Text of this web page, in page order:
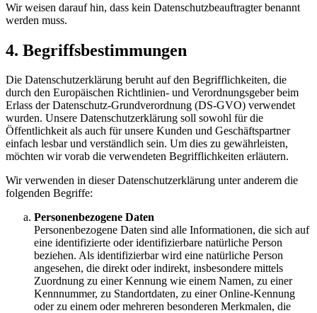
Wir weisen darauf hin, dass kein Datenschutzbeauftragter benannt
werden muss.
4. Begriffsbestimmungen
Die Datenschutzerklärung beruht auf den Begrifflichkeiten, die
durch den Europäischen Richtlinien- und Verordnungsgeber beim
Erlass der Datenschutz-Grundverordnung (DS-GVO) verwendet
wurden. Unsere Datenschutzerklärung soll sowohl für die
Öffentlichkeit als auch für unsere Kunden und Geschäftspartner
einfach lesbar und verständlich sein. Um dies zu gewährleisten,
möchten wir vorab die verwendeten Begrifflichkeiten erläutern.
Wir verwenden in dieser Datenschutzerklärung unter anderem die
folgenden Begriffe:
Personenbezogene Daten
Personenbezogene Daten sind alle Informationen, die sich auf
eine identifizierte oder identifizierbare natürliche Person
beziehen. Als identifizierbar wird eine natürliche Person
angesehen, die direkt oder indirekt, insbesondere mittels
Zuordnung zu einer Kennung wie einem Namen, zu einer
Kennnummer, zu Standortdaten, zu einer Online-Kennung
oder zu einem oder mehreren besonderen Merkmalen, die